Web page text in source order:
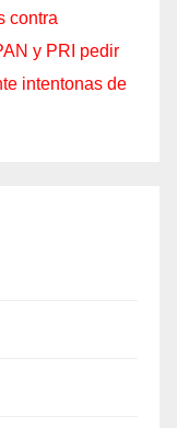
contra
y PRI pedir
intentonas de